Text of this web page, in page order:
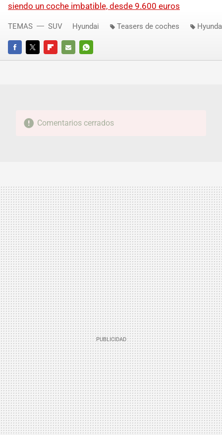
siendo un coche imbatible, desde 9.600 euros
FACEBOOKTWITTERFLIPBOARD
E-
WHATSAPP
TEMAS SUV Hyundai Teasers de coches
Comentarios cerrados